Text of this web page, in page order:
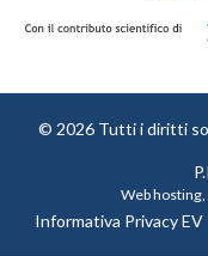
© 2026 Tutti i diritti
Web
Informativa Privacy EV